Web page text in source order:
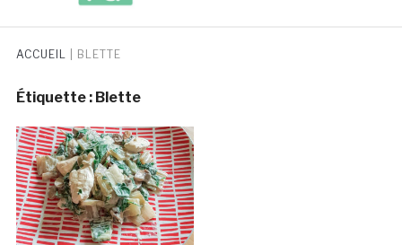
ACCUEIL BLETTE
Étiquette : Blette